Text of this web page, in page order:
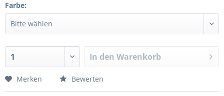
Farbe:
In den Warenkorb
Merken Bewerten